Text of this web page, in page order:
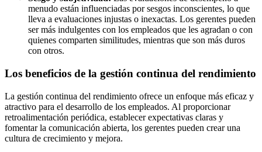
menudo están influenciadas por sesgos inconscientes, lo que
lleva a evaluaciones injustas o inexactas. Los gerentes pueden
ser más indulgentes con los empleados que les agradan o con
quienes comparten similitudes, mientras que son más duros
con otros.
Los beneficios de la gestión continua del rendimiento
La gestión continua del rendimiento ofrece un enfoque más eficaz y
atractivo para el desarrollo de los empleados. Al proporcionar
retroalimentación periódica, establecer expectativas claras y
fomentar la comunicación abierta, los gerentes pueden crear una
cultura de crecimiento y mejora.